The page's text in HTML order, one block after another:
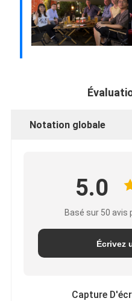
Notation globale
5.0
Basé sur 50
Écrivez
Capture